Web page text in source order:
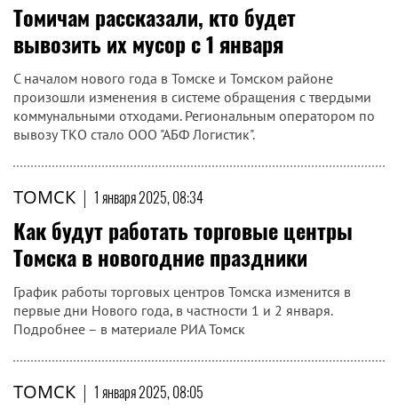
Томичам рассказали, кто будет
вывозить их мусор с 1 января
С началом нового года в Томске и Томском районе
произошли изменения в системе обращения с твердыми
коммунальными отходами. Региональным оператором по
вывозу ТКО стало ООО "АБФ Логистик".
ТОМСК | 1 января 2025, 08:34
Как будут работать торговые центры
Томска в новогодние праздники
График работы торговых центров Томска изменится в
первые дни Нового года, в частности 1 и 2 января.
Подробнее – в материале РИА Томск
ТОМСК | 1 января 2025, 08:05